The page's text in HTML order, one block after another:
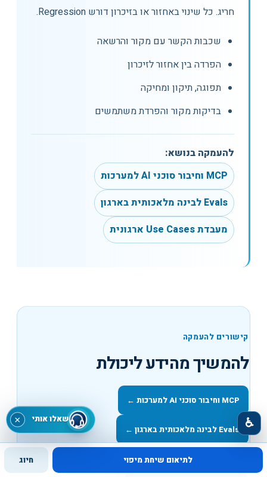
חריג. כל שינוי באחזור או בזיכרון דורש Regression.
שכבות הקשר עם מקור והרשאה
הפרדה בין אחזור לזיכרון
תפוגה, תיקון ומחיקה
בדיקות מקור והפרדת משתמשים
להעמקה בנושא:
MCP וחיבור סוכני AI למערכות
Evals לבינה מלאכותית בארגון
מעבדת Use Cases ארגונית
קישורים להעמקה
להמשיך מהידע ליכולת
MCP וחיבור סוכני AI למערכות ←
Evals לבינה מלאכותית בארגון ←
←
לתיאום שיחת מיפוי חיוג
שאלו אותי × ♿